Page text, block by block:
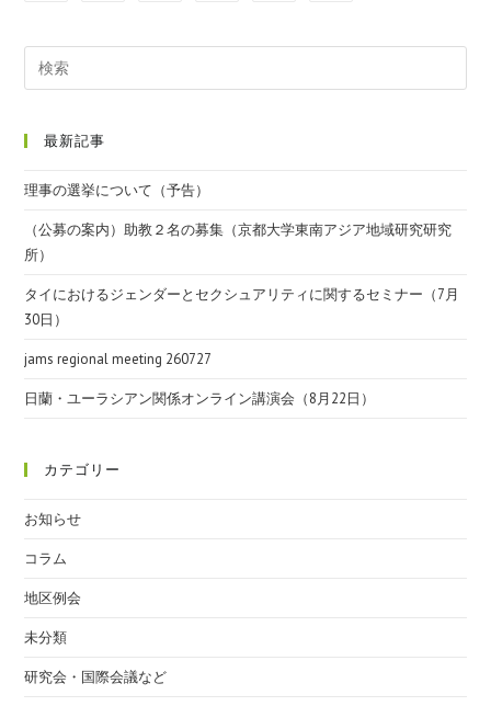
最新記事
理事の選挙について（予告）
（公募の案内）助教２名の募集（京都大学東南アジア地域研究研究
所）
タイにおけるジェンダーとセクシュアリティに関するセミナー（7月
30日）
jams regional meeting 260727
日蘭・ユーラシアン関係オンライン講演会（8月22日）
カテゴリー
お知らせ
コラム
地区例会
未分類
研究会・国際会議など